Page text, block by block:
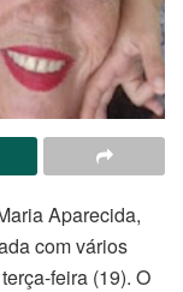
Aparecida,
com vários
feira (19). O